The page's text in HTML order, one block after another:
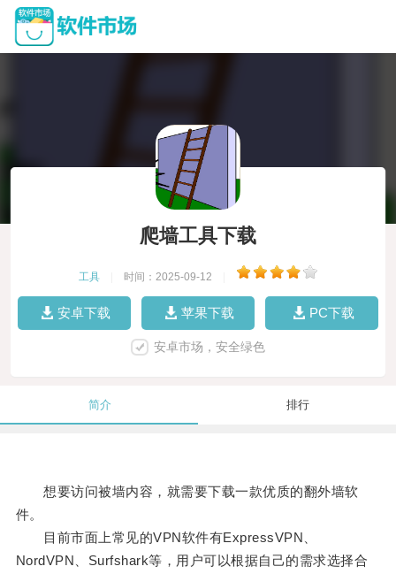
爬墙工具下载
工具 时间：2025-09-12
安卓下载 苹果下载 PC下载
安卓市场，安全绿色
简介 排行
想要访问被墙内容，就需要下载一款优质的翻外墙软
件。
目前市面上常见的VPN软件有ExpressVPN、
NordVPN、Surfshark等，用户可以根据自己的需求选择合